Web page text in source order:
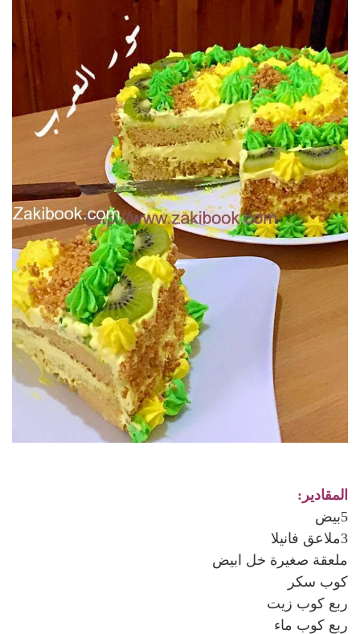
المقادير:
5بيض
3ملاعق فانيلا
ملعقة صغيرة خل ابيض
كوب سكر
ربع كوب زيت
ربع كوب ماء